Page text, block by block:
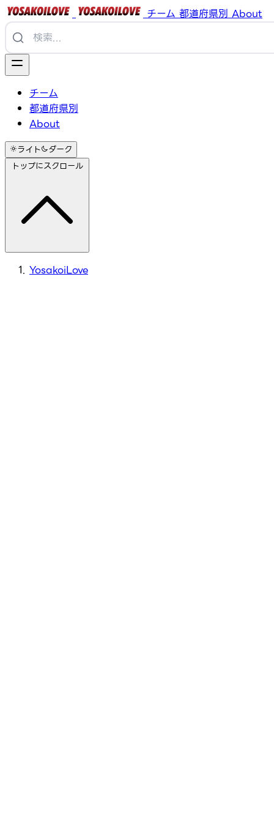
チーム 都道府県別 About
チーム
都道府県別
About
ライト
ダーク
トップにスクロール
YosakoiLove